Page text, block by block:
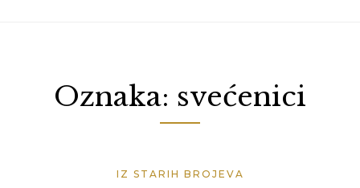
Oznaka: svećenici
IZ STARIH BROJEVA